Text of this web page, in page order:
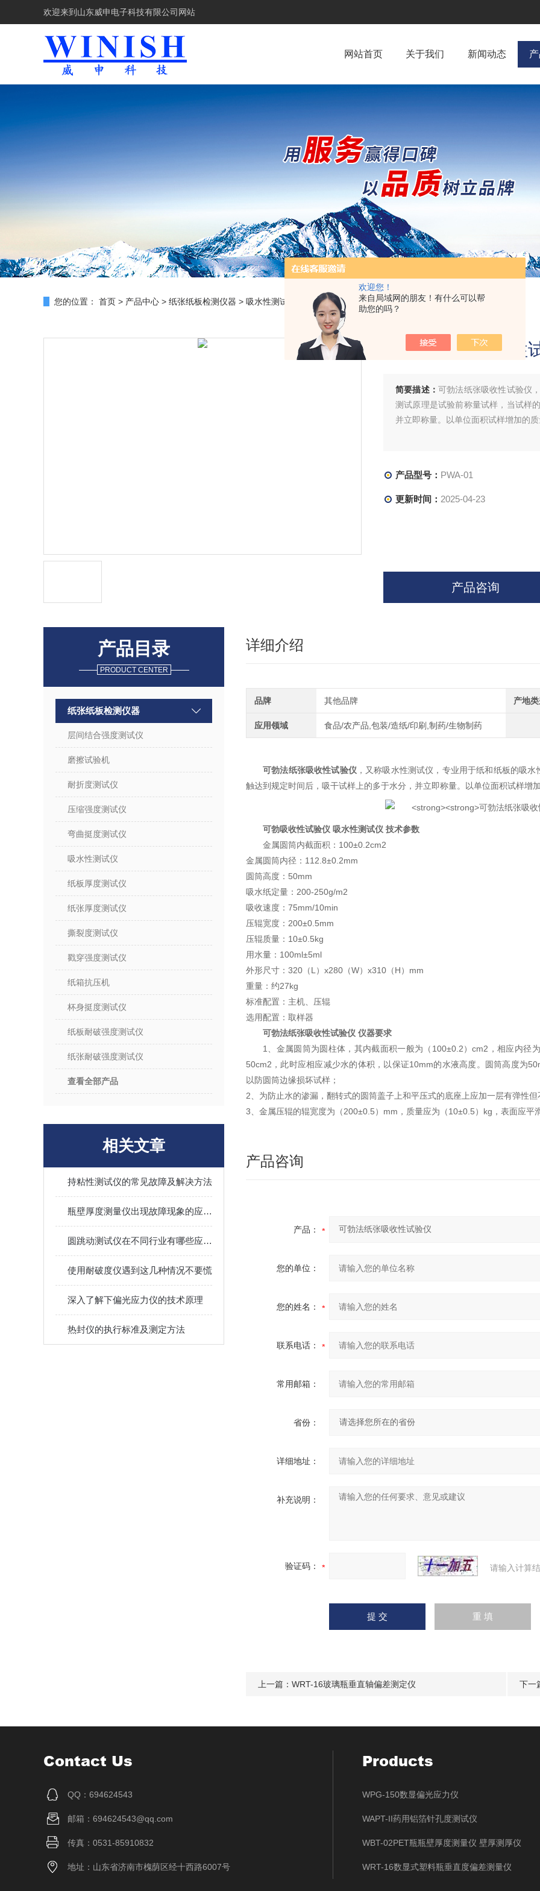
欢迎您！
来自局域网的朋友！有什么可以帮
助您的吗？
欢迎来到 山东威申电子科技有限公司网站
网站首页 关于我们 新闻动态
您的位置： 首页 > 产品中心 > 纸张纸板检测仪器 > 吸水性测试仪 > PWA-01可勃法纸张吸收性试验仪
可勃法纸张吸收性
简要描述： 可勃法纸张吸收性试验仪
测试原理是试验前称量试样，当试样
并立即称量。以单位面积试样增加的
产品型号： PWA-01
更新时间： 2025-04-23
产品咨询
产品目录
PRODUCT CENTER
纸张纸板检测仪器
层间结合强度测试仪
磨擦试验机
耐折度测试仪
压缩强度测试仪
弯曲挺度测试仪
吸水性测试仪
纸板厚度测试仪
纸张厚度测试仪
撕裂度测试仪
戳穿强度测试仪
纸箱抗压机
杯身挺度测试仪
纸板耐破强度测试仪
纸张耐破强度测试仪
查看全部产品
相关文章
持粘性测试仪的常见故障及解决方法
瓶壁厚度测量仪出现故障现象的应对措施
圆跳动测试仪在不同行业有哪些应用？
使用耐破度仪遇到这几种情况不要慌
深入了解下偏光应力仪的技术原理
热封仪的执行标准及测定方法
详细介绍
品牌 其他品牌 产地类
应用领域 食品/农产品,包装/造纸/印刷,制药/生物制药
可勃法纸张吸收性试验仪，又称吸水性测试仪，专业用于纸和纸板的吸
触达到规定时间后，吸干试样上的多于水分，并立即称量。以单位面积试样增
可勃吸收性试验仪 吸水性测试仪 技术参数
金属圆筒内截面积：100±0.2cm2
金属圆筒内径：112.8±0.2mm
圆筒高度：50mm
吸水纸定量：200-250g/m2
吸收速度：75mm/10min
压辊宽度：200±0.5mm
压辊质量：10±0.5kg
用水量：100ml±5ml
外形尺寸：320（L）x280（W）x310（H）mm
重量：约27kg
标准配置：主机、压辊
选用配置：取样器
可勃法纸张吸收性试验仪 仪器要求
1、金属圆筒为圆柱体，其内截面积一般为（100±0.2）cm2，相应内径
50cm2，此时应相应减少水的体积，以保证10mm的水液高度。圆筒高度为
以防圆筒边缘损坏试样；
2、为防止水的渗漏，翻转式的圆筒盖子上和平压式的底座上应加一层有弹性但
3、金属压辊的辊宽度为（200±0.5）mm，质量应为（10±0.5）kg，表面应平滑
产品咨询
产品：
您的单位：
您的姓名：
联系电话：
常用邮箱：
省份：
详细地址：
补充说明：
验证码： 请输入计算
上一篇： WRT-16玻璃瓶垂直轴偏差测定仪 下一
Contact Us
QQ：694624543
邮箱：694624543@qq.com
传真：0531-85910832
地址：山东省济南市槐荫区经十西路6007号
Products
WPG-150数显偏光应力仪
WAPT-II药用铝箔针孔度测试仪
WBT-02PET瓶瓶壁厚度测量仪 壁厚测厚仪
WRT-16数显式塑料瓶垂直度偏差测量仪